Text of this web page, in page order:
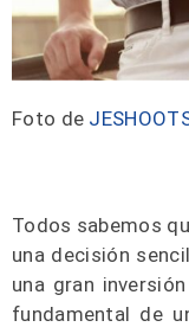
Foto de
Todos sabemos
una decisión
una gran
fundamental de